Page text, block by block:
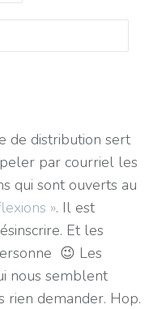
de distribution sert
par courriel les
qui sont ouverts au
». Il est
Et les
😉 Les
nous semblent
rien demander. Hop.